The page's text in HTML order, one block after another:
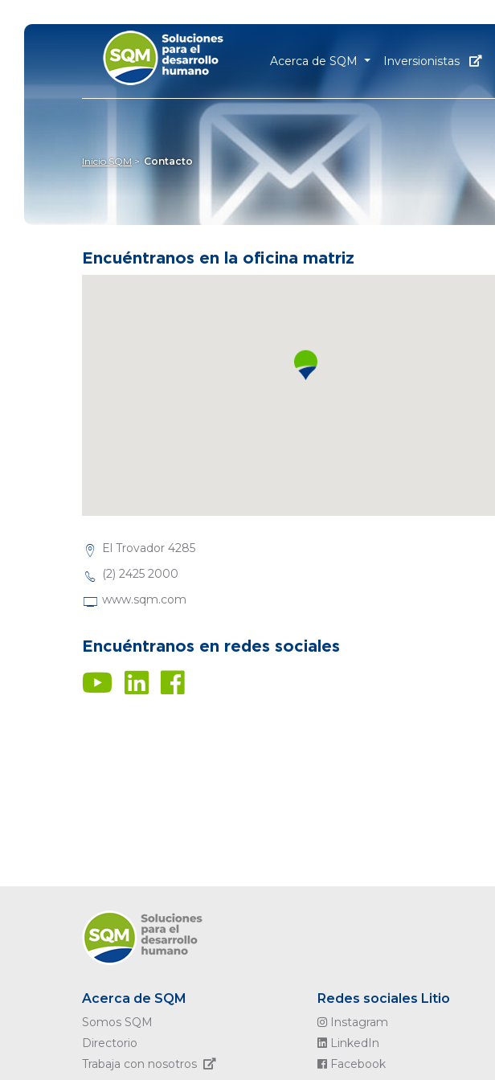
Acerca de SQM Inversionistas
Inicio SQM Contacto
Encuéntranos en la oficina matriz
El Trovador 4285
(2) 2425 2000
www.sqm.com
Encuéntranos en redes sociales
Acerca de SQM
Somos SQM
Directorio
Trabaja con nosotros
Redes sociales Litio
Instagram
LinkedIn
Facebook